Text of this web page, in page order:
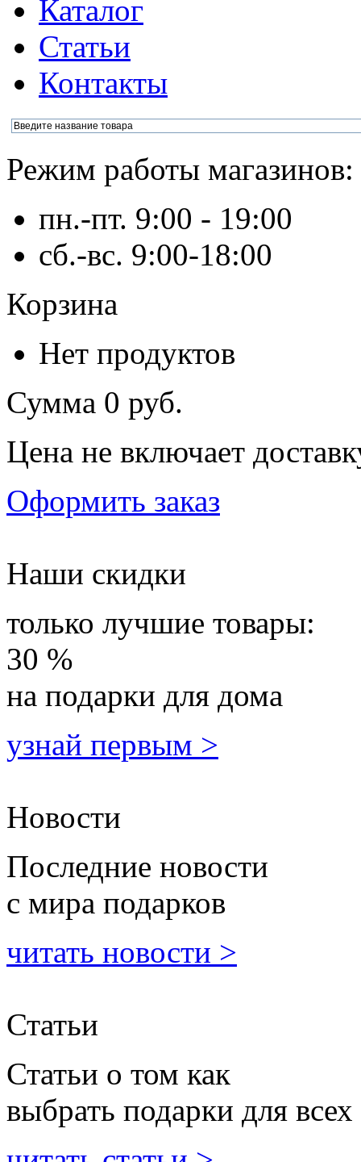
Каталог
Статьи
Контакты
Режим работы магазинов:
пн.-пт. 9:00 - 19:00
сб.-вс. 9:00-18:00
Корзина
Нет продуктов
Сумма 0 руб.
Цена не включает
Оформить заказ
Наши скидки
только лучшие товары:
30 %
на подарки для дома
узнай первым >
Новости
Последние новости
с мира подарков
читать новости >
Статьи
Статьи о том как
выбрать подарки для всех